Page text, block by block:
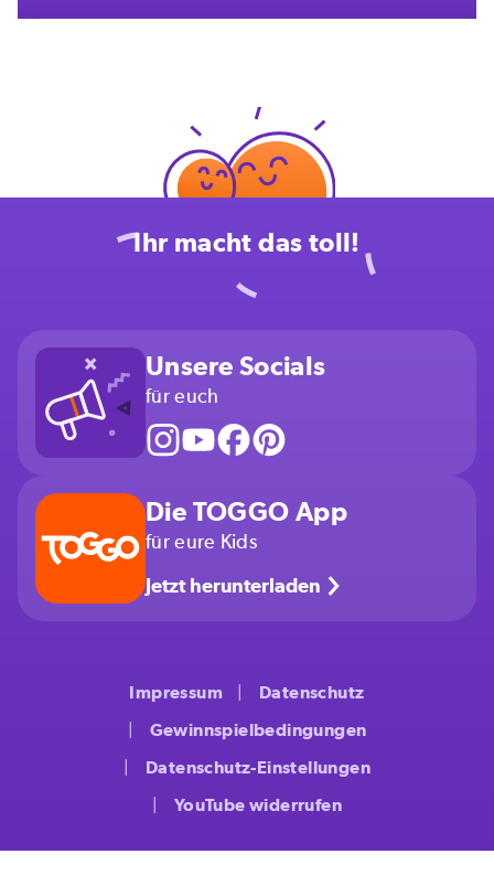
Ihr macht das toll!
Unsere Socials
für euch
Die TOGGO App
für eure Kids
Jetzt herunterladen
Impressum
Datenschutz
Gewinnspielbedingungen
Datenschutz-Einstellungen
YouTube widerrufen